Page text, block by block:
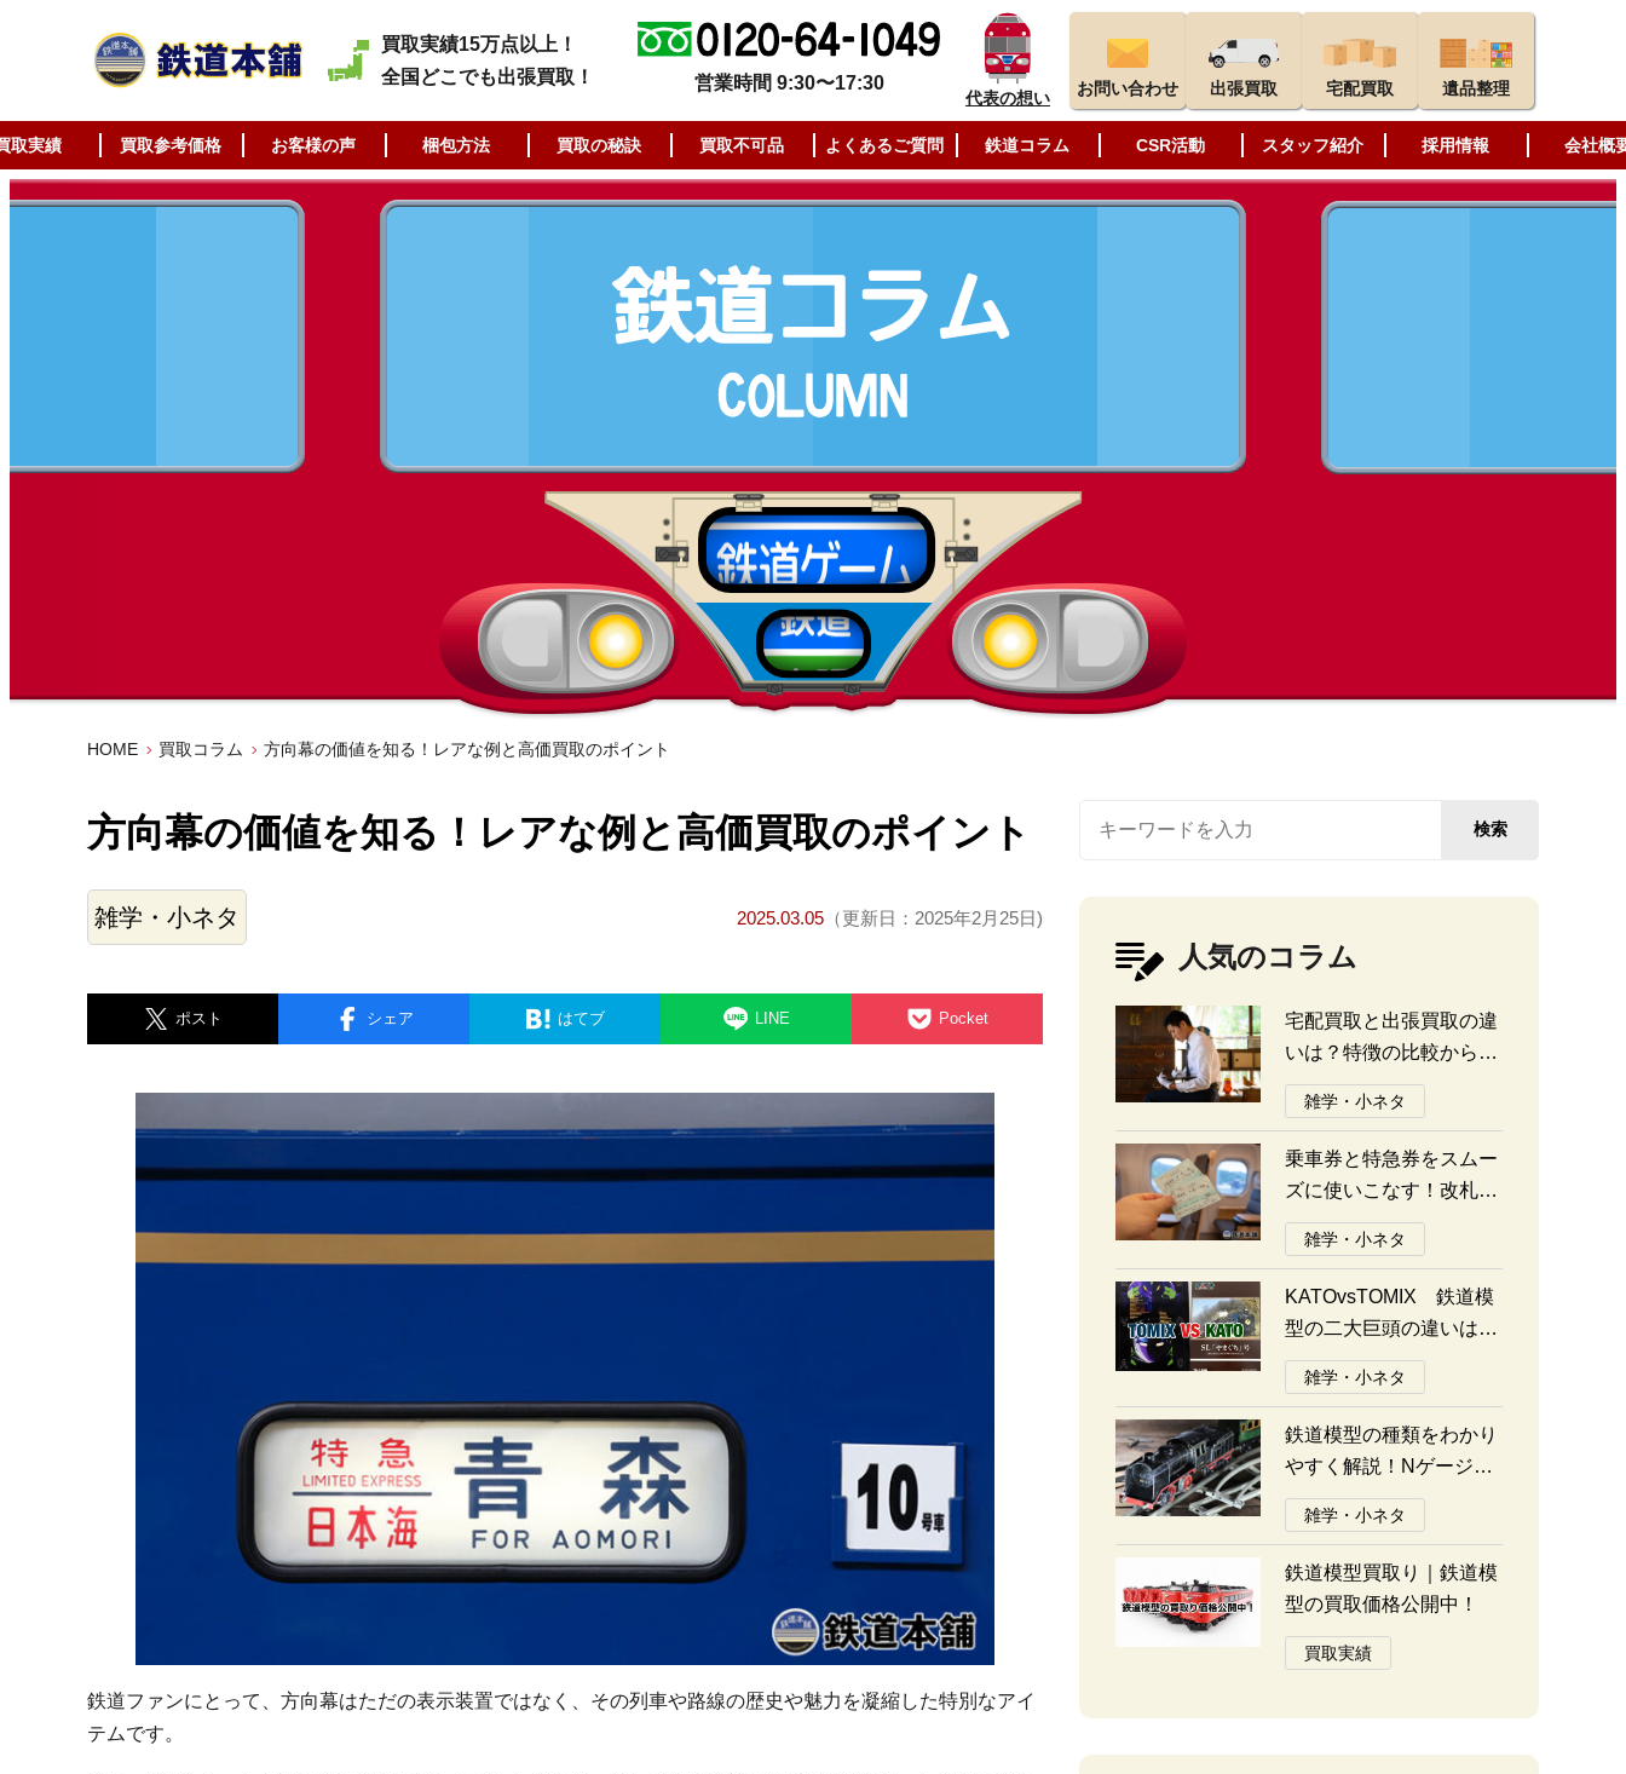
買取実績15万点以上！
全国どこでも出張買取！
営業時間 9:30〜17:30
代表の想い お問い合わせ 出張買取 宅配買取 遺品整理
取実績 買取参考価格 お客様の声 梱包方法 買取の秘訣 買取不可品 よくあるご質問 鉄道コラム CSR活動 スタッフ紹介 採用情報 会社概
HOME 買取コラム 方向幕の価値を知る！レアな例と高価買取のポイント
方向幕の価値を知る！レアな例と高価買取のポイント
雑学・小ネタ 2025.03.05 （更新日：2025年2月25日)
ポスト シェア はてブ LINE Pocket
鉄道ファンにとって、方向幕はただの表示装置ではなく、その列車や路線の歴史や魅力を凝縮した特別なアイ
テムです。
検索
人気のコラム
宅配買取と出張買取の違
いは？特徴の比較から探
る選び方のポイント
雑学・小ネタ
乗車券と特急券をスムー
ズに使いこなす！改札の
通り方ガイド
雑学・小ネタ
KATOvsTOMIX 鉄道模
型の二大巨頭の違いは何
か？あなたはどっち派？
雑学・小ネタ
鉄道模型の種類をわかり
やすく解説！Nゲージ、
Oゲージ、Zゲージなど
の違いについて
雑学・小ネタ
鉄道模型買取り｜鉄道模
型の買取価格公開中！
買取実績